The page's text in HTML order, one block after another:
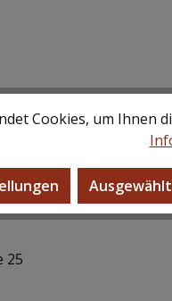
25
Cookies, um Ihnen